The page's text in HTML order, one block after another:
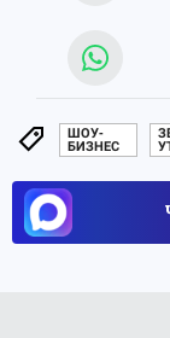
ШОУ-
БИЗНЕС